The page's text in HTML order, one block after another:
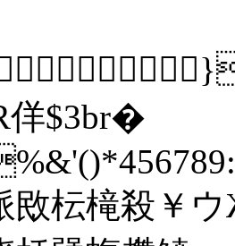
佯$3br�
敃枟槞殺￥